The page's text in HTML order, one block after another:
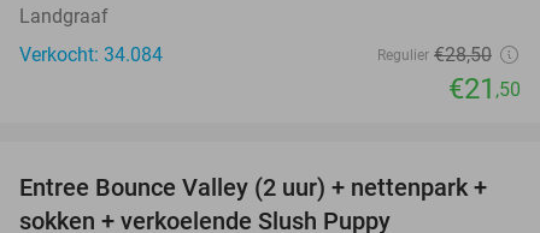
Landgraaf
Verkocht: 34.084
Regulier €28,50
€21 ,50
46%
Entree Bounce Valley (2 uur) + nettenpark +
sokken + verkoelende Slush Puppy